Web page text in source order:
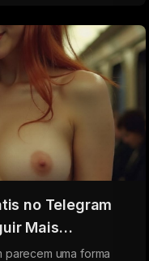
no Telegram
Mais
parecem uma forma